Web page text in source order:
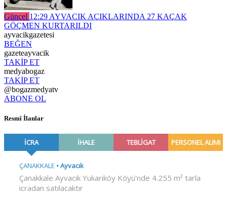
Güncel 12:29 AYVACIK AÇIKLARINDA 27 KAÇAK
GÖÇMEN KURTARILDI
ayvacikgazetesi
BEĞEN
gazeteayvacik
TAKİP ET
medyabogaz
TAKİP ET
@bogazmedyatv
ABONE OL
Resmî İlanlar